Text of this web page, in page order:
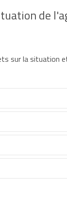
de
sur la situation
pour 3
mise à disposition
par votre
les 2
de
regard des
annuels,
vous